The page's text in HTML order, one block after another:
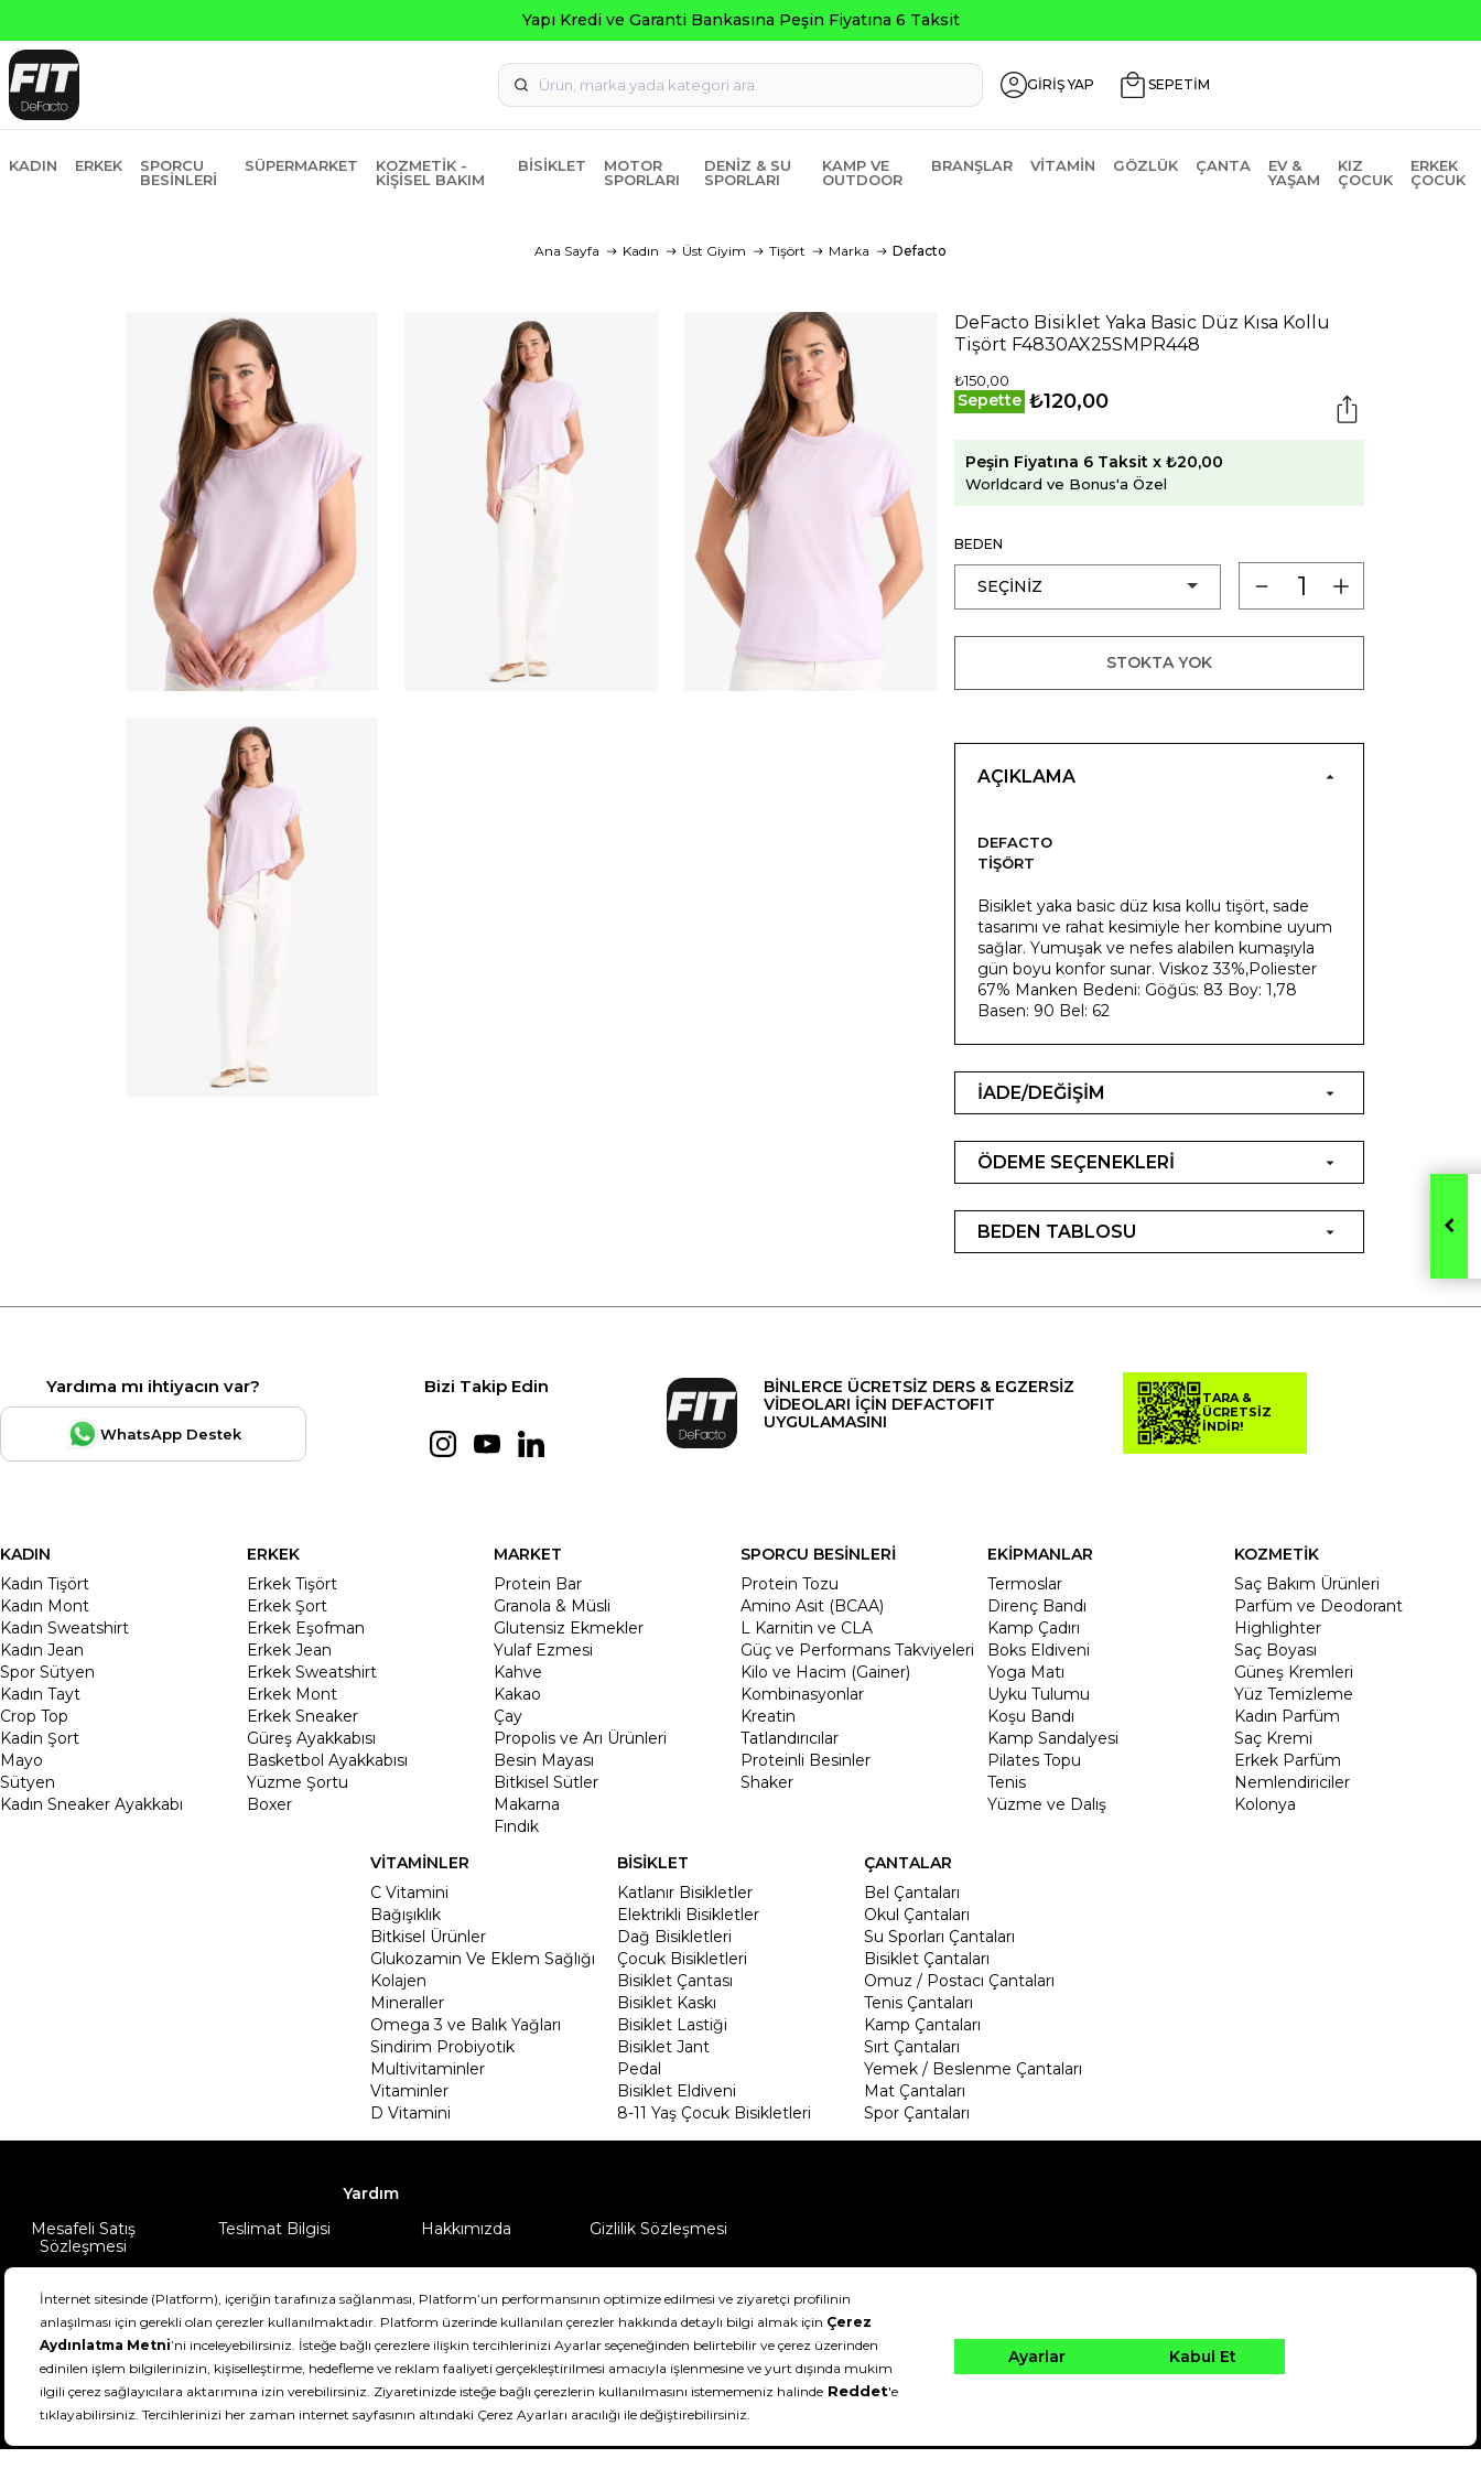
GİRİŞ YAP SEPETİM
KADIN ERKEK
SPORCU
BESINLERI
SÜPERMARKET
KOZMETIK -
KIŞISEL BAKIM
BISIKLET
MOTOR
SPORLARI
DENIZ & SU
SPORLARI
KAMP VE
OUTDOOR
BRANŞLAR VITAMIN GÖZLÜK ÇANTA
EV &
YAŞAM
KIZ
ÇOCUK
ERKEK
ÇOCUK
Ana Sayfa Kadın Üst Giyim Tişört Marka Defacto
DeFacto Bisiklet Yaka Basic Düz Kısa Kollu
Tişört F4830AX25SMPR448
₺150,00
Sepette ₺120,00
Peşin Fiyatına 6 Taksit x ₺20,00
Worldcard ve Bonus'a Özel
BEDEN
STOKTA YOK
AÇIKLAMA
DEFACTO
TIŞÖRT
Bisiklet yaka basic düz kısa kollu tişört, sade
tasarımı ve rahat kesimiyle her kombine uyum
sağlar. Yumuşak ve nefes alabilen kumaşıyla
gün boyu konfor sunar. Viskoz 33%,Poliester
67% Manken Bedeni: Göğüs: 83 Boy: 1,78
Basen: 90 Bel: 62
İADE/DEĞİŞİM
ÖDEME SEÇENEKLERİ
BEDEN TABLOSU
Yardıma mı ihtiyacın var?
WhatsApp Destek
Bizi Takip Edin
BİNLERCE ÜCRETSİZ DERS & EGZERSİZ
VİDEOLARI İÇİN DEFACTOFIT
UYGULAMASINI
TARA &
ÜCRETSİZ
İNDİR!
KADIN
Kadın Tişört
Kadın Mont
Kadın Sweatshirt
Kadın Jean
Spor Sütyen
Kadın Tayt
Crop Top
Kadin Şort
Mayo
Sütyen
Kadın Sneaker Ayakkabı
ERKEK
Erkek Tişört
Erkek Şort
Erkek Eşofman
Erkek Jean
Erkek Sweatshirt
Erkek Mont
Erkek Sneaker
Güreş Ayakkabısı
Basketbol Ayakkabısı
Yüzme Şortu
Boxer
MARKET
Protein Bar
Granola & Müsli
Glutensiz Ekmekler
Yulaf Ezmesi
Kahve
Kakao
Çay
Propolis ve Arı Ürünleri
Besin Mayası
Bitkisel Sütler
Makarna
Fındık
SPORCU BESİNLERİ
Protein Tozu
Amino Asit (BCAA)
L Karnitin ve CLA
Güç ve Performans Takviyeleri
Kilo ve Hacim (Gainer)
Kombinasyonlar
Kreatin
Tatlandırıcılar
Proteinli Besinler
Shaker
EKİPMANLAR
Termoslar
Direnç Bandı
Kamp Çadırı
Boks Eldiveni
Yoga Matı
Uyku Tulumu
Koşu Bandı
Kamp Sandalyesi
Pilates Topu
Tenis
Yüzme ve Dalış
KOZMETİK
Saç Bakım Ürünleri
Parfüm ve Deodorant
Highlighter
Saç Boyası
Güneş Kremleri
Yüz Temizleme
Kadın Parfüm
Saç Kremi
Erkek Parfüm
Nemlendiriciler
Kolonya
VİTAMİNLER
C Vitamini
Bağışıklık
Bitkisel Ürünler
Glukozamin Ve Eklem Sağlığı
Kolajen
Mineraller
Omega 3 ve Balık Yağları
Sindirim Probiyotik
Multivitaminler
Vitaminler
D Vitamini
BİSİKLET
Katlanır Bisikletler
Elektrikli Bisikletler
Dağ Bisikletleri
Çocuk Bisikletleri
Bisiklet Çantası
Bisiklet Kaskı
Bisiklet Lastiği
Bisiklet Jant
Pedal
Bisiklet Eldiveni
8-11 Yaş Çocuk Bisikletleri
ÇANTALAR
Bel Çantaları
Okul Çantaları
Su Sporları Çantaları
Bisiklet Çantaları
Omuz / Postacı Çantaları
Tenis Çantaları
Kamp Çantaları
Sırt Çantaları
Yemek / Beslenme Çantaları
Mat Çantaları
Spor Çantaları
Yardım
Mesafeli Satış
Sözleşmesi
Teslimat Bilgisi Hakkımızda Gizlilik Sözleşmesi
DeFactoFIT ©️ 2022-2026. Tüm hakları saklıdır.